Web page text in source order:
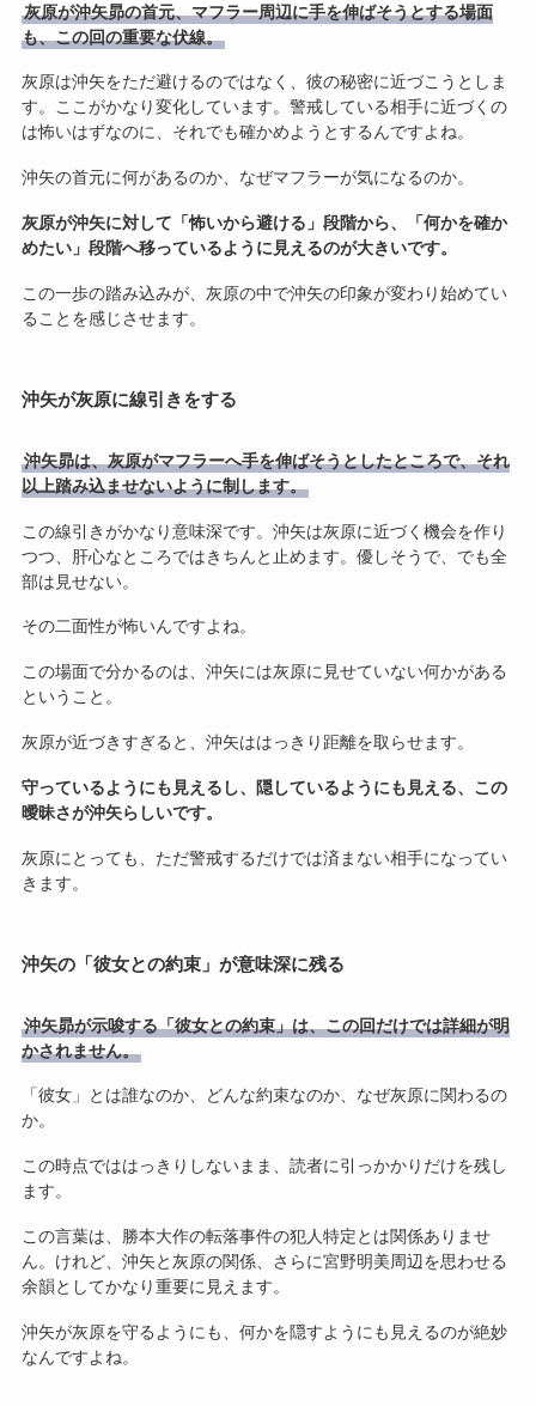
灰原が沖矢昴の首元、マフラー周辺に手を伸ばそうとする場面
も、この回の重要な伏線。
灰原は沖矢をただ避けるのではなく、彼の秘密に近づこうとしま
す。ここがかなり変化しています。警戒している相手に近づくの
は怖いはずなのに、それでも確かめようとするんですよね。
沖矢の首元に何があるのか、なぜマフラーが気になるのか。
灰原が沖矢に対して「怖いから避ける」段階から、「何かを確か
めたい」段階へ移っているように見えるのが大きいです。
この一歩の踏み込みが、灰原の中で沖矢の印象が変わり始めてい
ることを感じさせます。
沖矢が灰原に線引きをする
沖矢昴は、灰原がマフラーへ手を伸ばそうとしたところで、それ
以上踏み込ませないように制します。
この線引きがかなり意味深です。沖矢は灰原に近づく機会を作り
つつ、肝心なところではきちんと止めます。優しそうで、でも全
部は見せない。
その二面性が怖いんですよね。
この場面で分かるのは、沖矢には灰原に見せていない何かがある
ということ。
灰原が近づきすぎると、沖矢ははっきり距離を取らせます。
守っているようにも見えるし、隠しているようにも見える、この
曖昧さが沖矢らしいです。
灰原にとっても、ただ警戒するだけでは済まない相手になってい
きます。
沖矢の「彼女との約束」が意味深に残る
沖矢昴が示唆する「彼女との約束」は、この回だけでは詳細が明
かされません。
「彼女」とは誰なのか、どんな約束なのか、なぜ灰原に関わるの
か。
この時点でははっきりしないまま、読者に引っかかりだけを残し
ます。
この言葉は、勝本大作の転落事件の犯人特定とは関係ありませ
ん。けれど、沖矢と灰原の関係、さらに宮野明美周辺を思わせる
余韻としてかなり重要に見えます。
沖矢が灰原を守るようにも、何かを隠すようにも見えるのが絶妙
なんですよね。